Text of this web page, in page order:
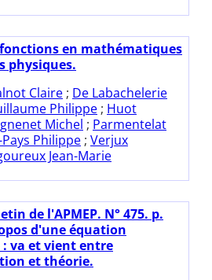
fonctions en mathématiques
physiques.
Claire ; De Labachelerie
Philippe ; Huot
Michel ; Parmentelat
Philippe ; Verjux
Jean-Marie
de l'APMEP. N° 475. p.
d'une équation
va et vient entre
et théorie.